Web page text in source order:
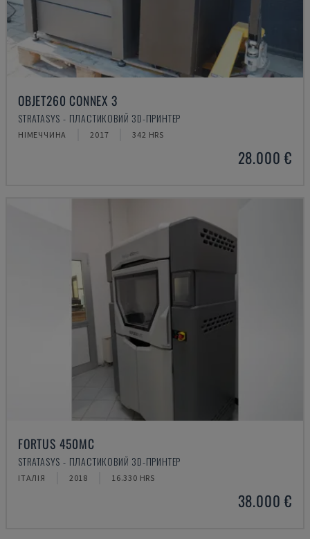
OBJET260 CONNEX 3
STRATASYS - ПЛАСТИКОВИЙ 3D-ПРИНТЕР
НІМЕЧЧИНА 2017 342 HRS
28.000 €
FORTUS 450MC
STRATASYS - ПЛАСТИКОВИЙ 3D-ПРИНТЕР
ІТАЛІЯ 2018 16.330 HRS
38.000 €